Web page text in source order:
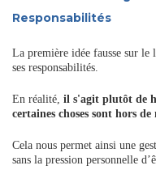
Responsabilités
La première idée fausse sur le
ses responsabilités.
En réalité, il s'agit plutôt de
certaines choses sont hors
Cela nous permet ainsi une
sans la pression personnelle